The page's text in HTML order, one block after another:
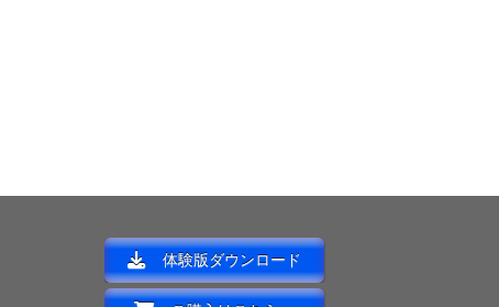
体験版ダウンロード